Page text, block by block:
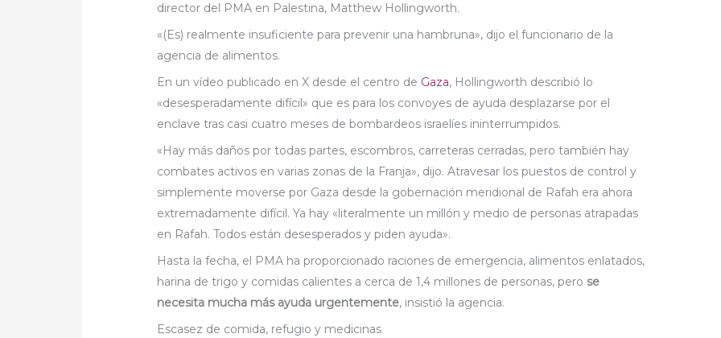
director del PMA en Palestina, Matthew Hollingworth.
«(Es) realmente insuficiente para prevenir una hambruna», dijo el funcionario de la
agencia de alimentos.
En un vídeo publicado en X desde el centro de Gaza, Hollingworth describió lo
«desesperadamente difícil» que es para los convoyes de ayuda desplazarse por el
enclave tras casi cuatro meses de bombardeos israelíes ininterrumpidos.
«Hay más daños por todas partes, escombros, carreteras cerradas, pero también hay
combates activos en varias zonas de la Franja», dijo. Atravesar los puestos de control y
simplemente moverse por Gaza desde la gobernación meridional de Rafah era ahora
extremadamente difícil. Ya hay «literalmente un millón y medio de personas atrapadas
en Rafah. Todos están desesperados y piden ayuda».
Hasta la fecha, el PMA ha proporcionado raciones de emergencia, alimentos enlatados,
harina de trigo y comidas calientes a cerca de 1,4 millones de personas, perose
necesita mucha más ayuda urgentemente, insistió la agencia.
Escasez de comida, refugio y medicinas